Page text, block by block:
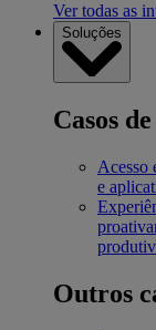
Ver todas as
Soluções
Casos
Acesso
e
Outros